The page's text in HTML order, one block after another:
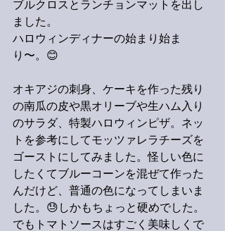
ブルクロスとランチョンマットを出し
ました。
ハロウィンディナーの始まり始ま
り〜。😊
オキアジの刺身、ケーキを作った残り
の南瓜の皮や黒オリーブや生ハム入り
のサラダ、特製ハロウィンピザ。ネッ
トを参考にしてモッツァレラチーズを
ゴーストにしてみました。怪しい色に
したくてブルーコーンを混ぜて作った
んだけど、普通の色になってしまいま
した。😓しかもちょっと硬めでした。
でもトマトソースはすごく美味しくで